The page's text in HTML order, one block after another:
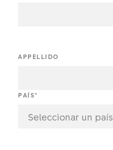
APPELLIDO
PAÍS*
Seleccionar un país